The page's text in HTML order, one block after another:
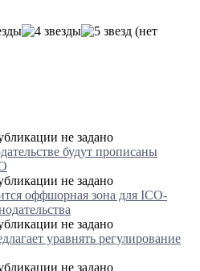
(нет
будут прописаны
оффшорная зона для ICO-
уравнять регулирование